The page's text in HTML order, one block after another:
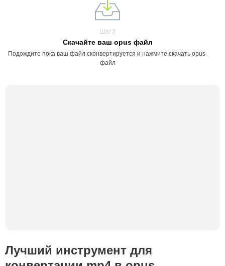
Шаг 3
Скачайте ваш opus файл
Подождите пока ваш файл сконвертируется и нажмите скачать opus-
файл
Лучший инструмент для